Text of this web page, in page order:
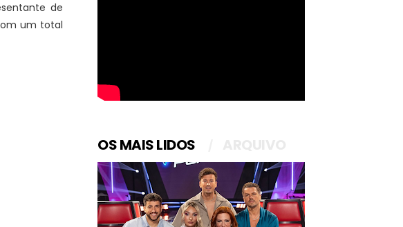
de
um total
OS MAIS LIDOS